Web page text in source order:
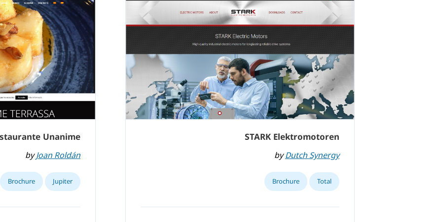
STARK Elektromotoren
byDutch Synergy
Total
Brochure
Unanime
byJoan Roldán
Jupiter
Brochure